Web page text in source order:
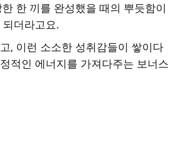
한 끼를 완성했을 때의 뿌듯함이
더라고요.
, 이런 소소한 성취감들이 쌓이다
적인 에너지를 가져다주는 보너스